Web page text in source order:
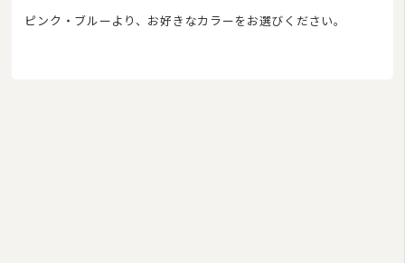
ピンク・ブルーより、お好きなカラーをお選びください。